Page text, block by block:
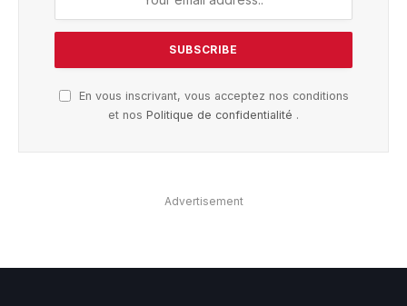
En vous inscrivant, vous acceptez nos conditions
et nos Politique de confidentialité .
Advertisement